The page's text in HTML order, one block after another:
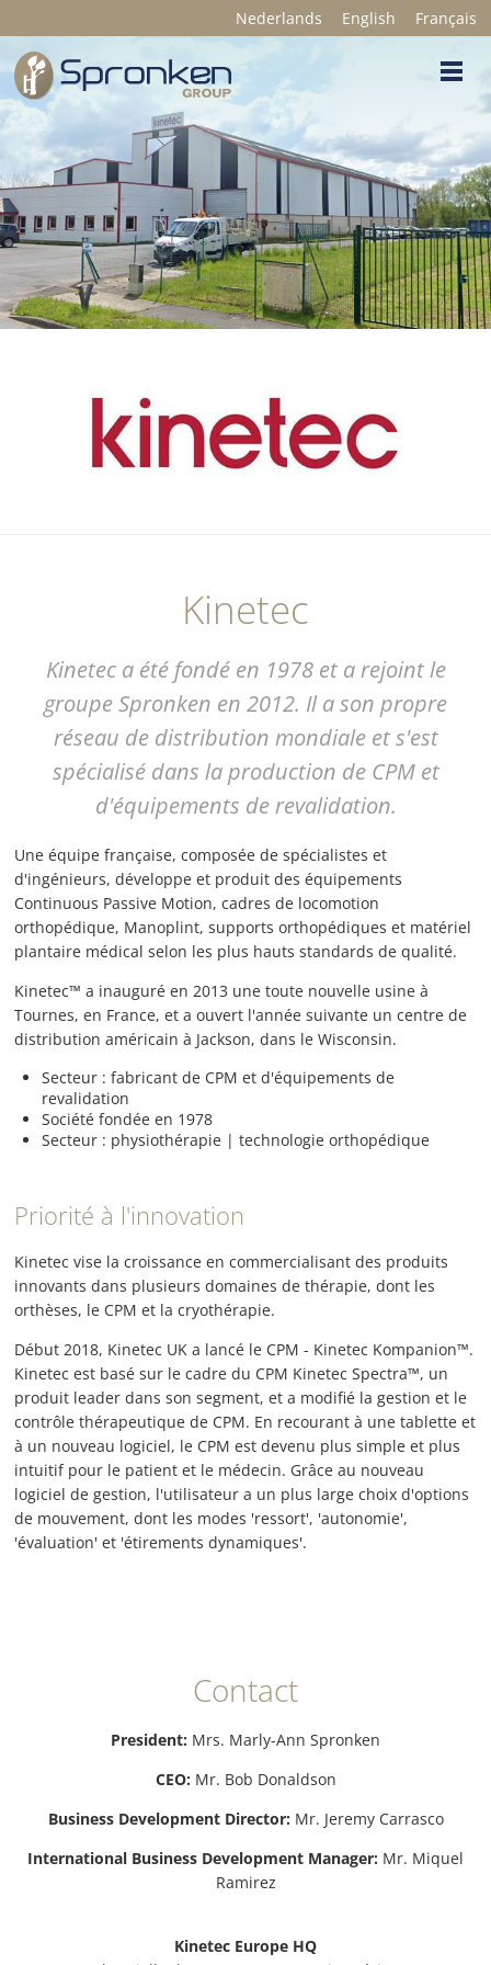
Nederlands English Français
Kinetec
Kinetec a été fondé en 1978 et a rejoint le
groupe Spronken en 2012. Il a son propre
réseau de distribution mondiale et s'est
spécialisé dans la production de CPM et
d'équipements de revalidation.
Une équipe française, composée de spécialistes et
d'ingénieurs, développe et produit des équipements
Continuous Passive Motion, cadres de locomotion
orthopédique, Manoplint, supports orthopédiques et matériel
plantaire médical selon les plus hauts standards de qualité.
Kinetec™ a inauguré en 2013 une toute nouvelle usine à
Tournes, en France, et a ouvert l'année suivante un centre de
distribution américain à Jackson, dans le Wisconsin.
Secteur : fabricant de CPM et d'équipements de
revalidation
Société fondée en 1978
Secteur : physiothérapie | technologie orthopédique
Priorité à l'innovation
Kinetec vise la croissance en commercialisant des produits
innovants dans plusieurs domaines de thérapie, dont les
orthèses, le CPM et la cryothérapie.
Début 2018, Kinetec UK a lancé le CPM - Kinetec Kompanion™.
Kinetec est basé sur le cadre du CPM Kinetec Spectra™, un
produit leader dans son segment, et a modifié la gestion et le
contrôle thérapeutique de CPM. En recourant à une tablette et
à un nouveau logiciel, le CPM est devenu plus simple et plus
intuitif pour le patient et le médecin. Grâce au nouveau
logiciel de gestion, l'utilisateur a un plus large choix d'options
de mouvement, dont les modes 'ressort', 'autonomie',
'évaluation' et 'étirements dynamiques'.
Contact
President: Mrs. Marly-Ann Spronken
CEO: Mr. Bob Donaldson
Business Development Director: Mr. Jeremy Carrasco
International Business Development Manager: Mr. Miquel
Ramirez
Kinetec Europe HQ